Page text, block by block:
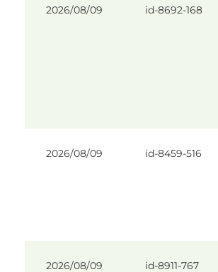
2026/08/09 id-8692-168
2026/08/09 id-8459-516
2026/08/09 id-8911-767